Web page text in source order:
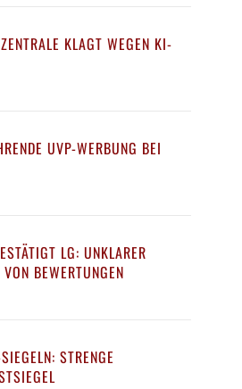
KLAGT WEGEN KI-
UVP-WERBUNG BEI
LG: UNKLARER
BEWERTUNGEN
STRENGE